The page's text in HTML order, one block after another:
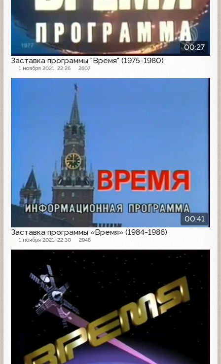
00:27
Заставка программы "Время" (1975-1980)
1 ноября 2021, 22:26 2607
00:41
Заставка программы «Время» (1984-1986)
1 ноября 2021, 22:30 2948
Заставка программы